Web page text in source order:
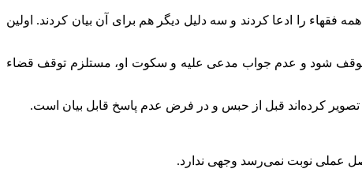
را ادعا کردند و سه دلیل دیگر هم برای آن بیان کردند. اولین
متوقف شود و عدم جواب مدعی علیه و سکوت او، مستلزم توقف قضاء
کرده‌اند قبل از حبس و در فرض عدم پاسخ قابل بیان است.
عملی نوبت نمی‌رسد وجهی ندارد.